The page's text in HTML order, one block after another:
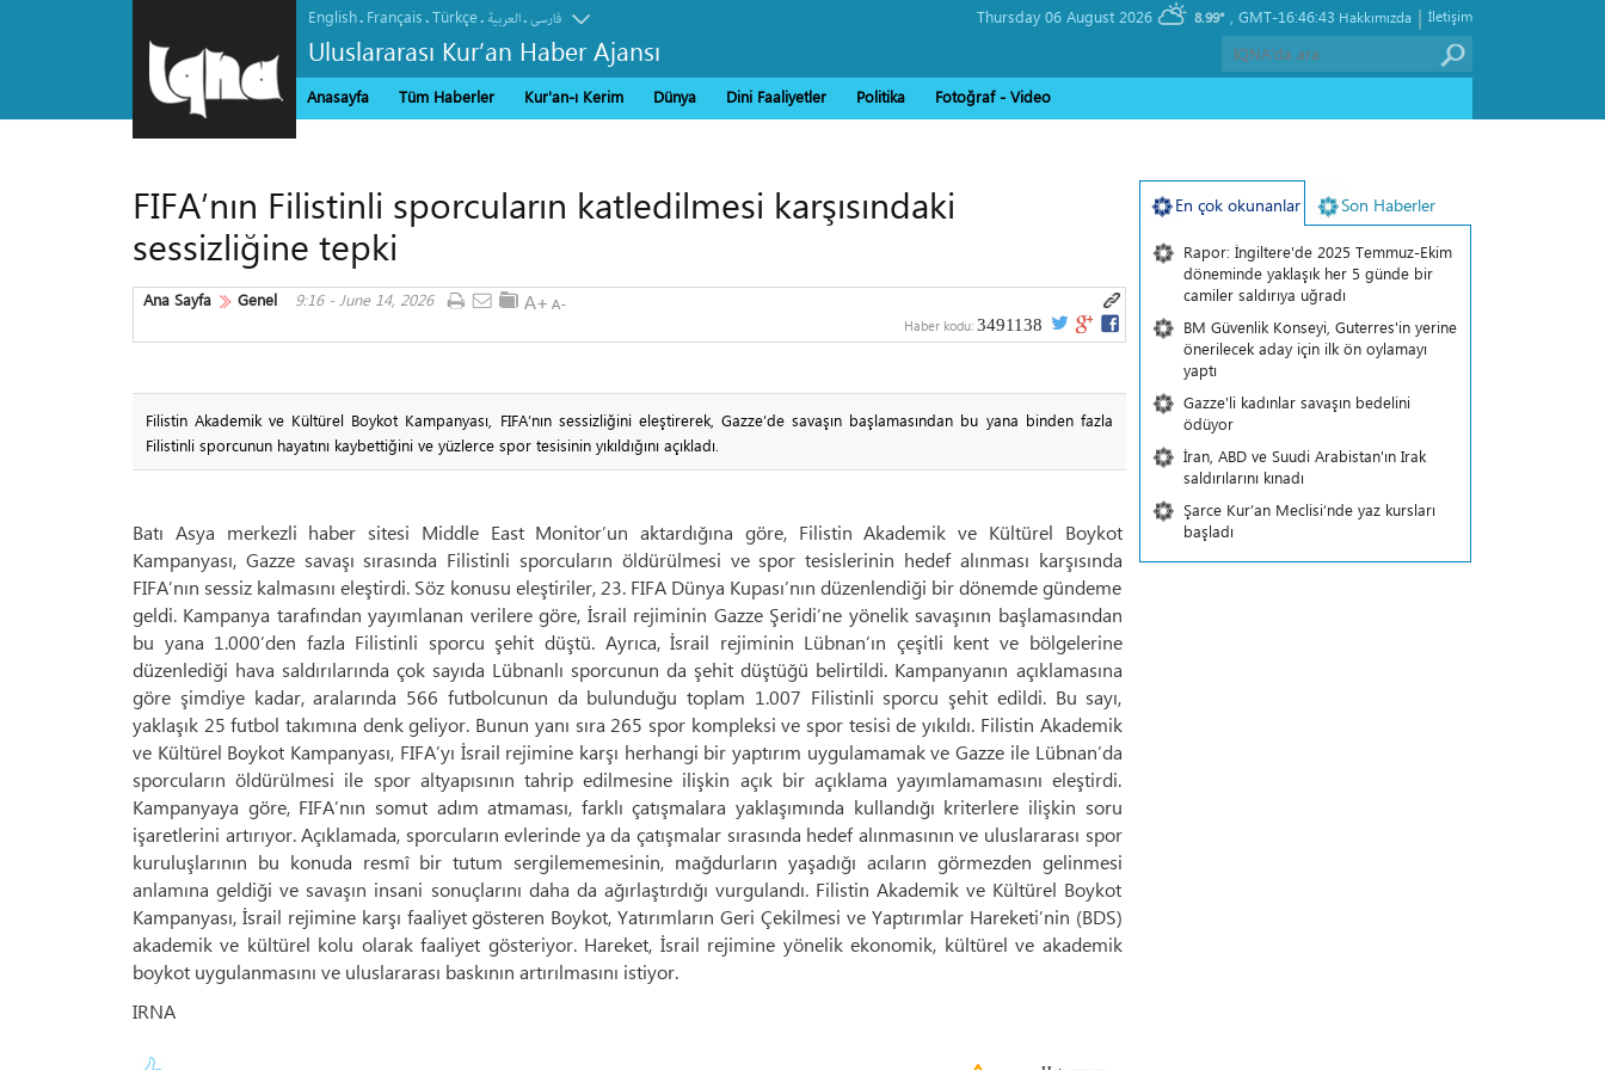
English. Français.Türkçe. العربیة.فارسی
Uluslararası Kur’an Haber Ajansı
GMT-16:46:43
8.99° İletişim
|
Hakkımızda
Anasayfa Tüm Haberler Kur'an-ı Kerim Dünya Dini Faaliyetler Politika Fotoğraf - Video
FIFA’nın Filistinli sporcuların katledilmesi karşısındaki
sessizliğine tepki
Ana Sayfa Genel 9:16 - June 14, 2026
Haber kodu: 3491138
Filistin Akademik ve Kültürel Boykot Kampanyası, FIFA’nın sessizliğini eleştirerek, Gazze’de savaşın başlamasından bu yana binden fazla
Filistinli sporcunun hayatını kaybettiğini ve yüzlerce spor tesisinin yıkıldığını açıkladı.
Batı Asya merkezli haber sitesi Middle East Monitor’un aktardığına göre, Filistin Akademik ve Kültürel Boykot
Kampanyası, Gazze savaşı sırasında Filistinli sporcuların öldürülmesi ve spor tesislerinin hedef alınması karşısında
FIFA’nın sessiz kalmasını eleştirdi. Söz konusu eleştiriler, 23. FIFA Dünya Kupası’nın düzenlendiği bir dönemde gündeme
geldi. Kampanya tarafından yayımlanan verilere göre, İsrail rejiminin Gazze Şeridi’ne yönelik savaşının başlamasından
bu yana 1.000’den fazla Filistinli sporcu şehit düştü. Ayrıca, İsrail rejiminin Lübnan’ın çeşitli kent ve bölgelerine
düzenlediği hava saldırılarında çok sayıda Lübnanlı sporcunun da şehit düştüğü belirtildi. Kampanyanın açıklamasına
göre şimdiye kadar, aralarında 566 futbolcunun da bulunduğu toplam 1.007 Filistinli sporcu şehit edildi. Bu sayı,
yaklaşık 25 futbol takımına denk geliyor. Bunun yanı sıra 265 spor kompleksi ve spor tesisi de yıkıldı. Filistin Akademik
ve Kültürel Boykot Kampanyası, FIFA’yı İsrail rejimine karşı herhangi bir yaptırım uygulamamak ve Gazze ile Lübnan’da
sporcuların öldürülmesi ile spor altyapısının tahrip edilmesine ilişkin açık bir açıklama yayımlamamasını eleştirdi.
Kampanyaya göre, FIFA’nın somut adım atmaması, farklı çatışmalara yaklaşımında kullandığı kriterlere ilişkin soru
işaretlerini artırıyor. Açıklamada, sporcuların evlerinde ya da çatışmalar sırasında hedef alınmasının ve uluslararası spor
kuruluşlarının bu konuda resmî bir tutum sergilememesinin, mağdurların yaşadığı acıların görmezden gelinmesi
anlamına geldiği ve savaşın insani sonuçlarını daha da ağırlaştırdığı vurgulandı. Filistin Akademik ve Kültürel Boykot
Kampanyası, İsrail rejimine karşı faaliyet gösteren Boykot, Yatırımların Geri Çekilmesi ve Yaptırımlar Hareketi’nin (BDS)
akademik ve kültürel kolu olarak faaliyet gösteriyor. Hareket, İsrail rejimine yönelik ekonomik, kültürel ve akademik
boykot uygulanmasını ve uluslararası baskının artırılmasını istiyor.
IRNA
En çok okunanlar Son Haberler
Rapor: İngiltere'de 2025 Temmuz-Ekim
döneminde yaklaşık her 5 günde bir
camiler saldırıya uğradı
BM Güvenlik Konseyi, Guterres'in yerine
önerilecek aday için ilk ön oylamayı
yaptı
Gazze'li kadınlar savaşın bedelini
ödüyor
İran, ABD ve Suudi Arabistan'ın Irak
saldırılarını kınadı
Şarce Kur’an Meclisi’nde yaz kursları
başladı